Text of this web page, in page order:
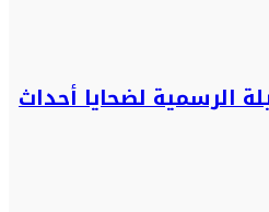
الرسمية لضحايا أحداث